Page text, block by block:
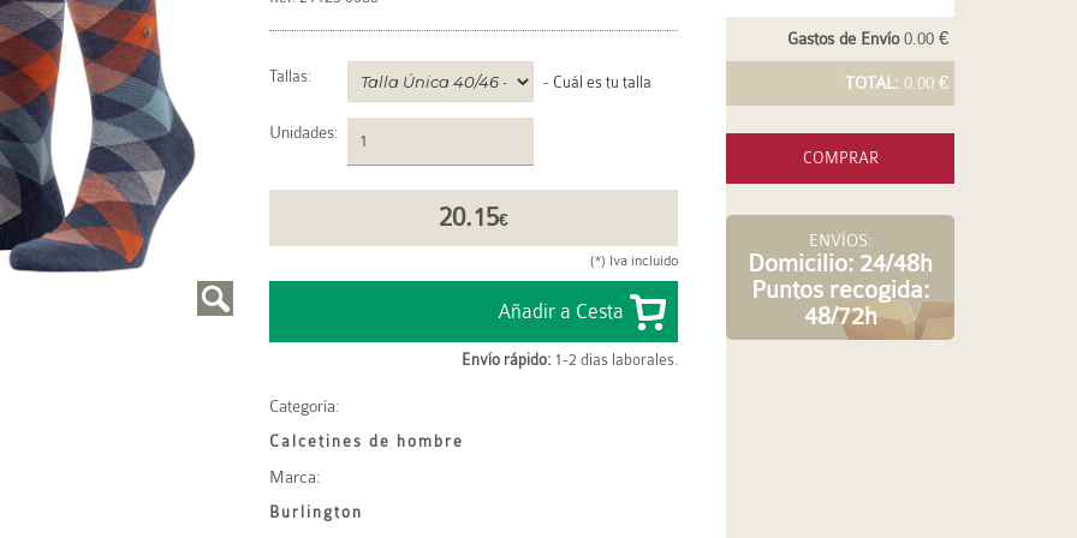
Tallas: - Cuál es tu talla
Unidades:
20.15€
(*) Iva incluido
Envío rápido: 1-2 días laborales.
Categoría:
Calcetines de hombre
Marca:
Burlington
Gastos de Envío0.00 €
TOTAL: 0.00 €
COMPRAR
ENVÍOS:
Domicilio: 24/48h
Puntos recogida:
48/72h